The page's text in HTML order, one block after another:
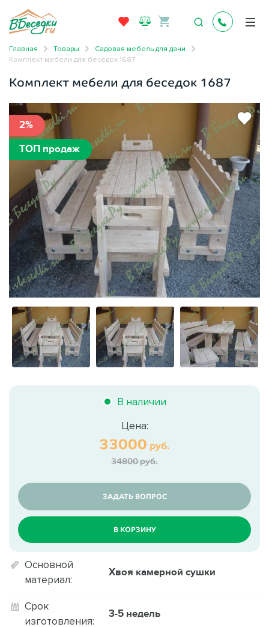
Главная Товары
Садовая мебель для дачи
Комплект мебели для беседок 1687
Комплект мебели для беседок 1687
2%
ТОП продаж
В наличии
Цена:
33000 руб.
34800 руб.
ЗАДАТЬ ВОПРОС
В КОРЗИНУ
Основной
материал:
Хвоя камерной сушки
Срок
изготовления:
3-5 недель